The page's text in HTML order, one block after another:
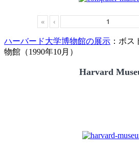
« ‹
ハーバード大学博物館の展示 ：ボ
物館（1990年10月）
Harvard